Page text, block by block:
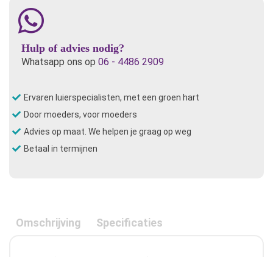
Hulp of advies nodig?
Whatsapp ons op 06 - 4486 2909
Ervaren luierspecialisten, met een groen hart
Door moeders, voor moeders
Advies op maat. We helpen je graag op weg
Betaal in termijnen
Omschrijving Specificaties